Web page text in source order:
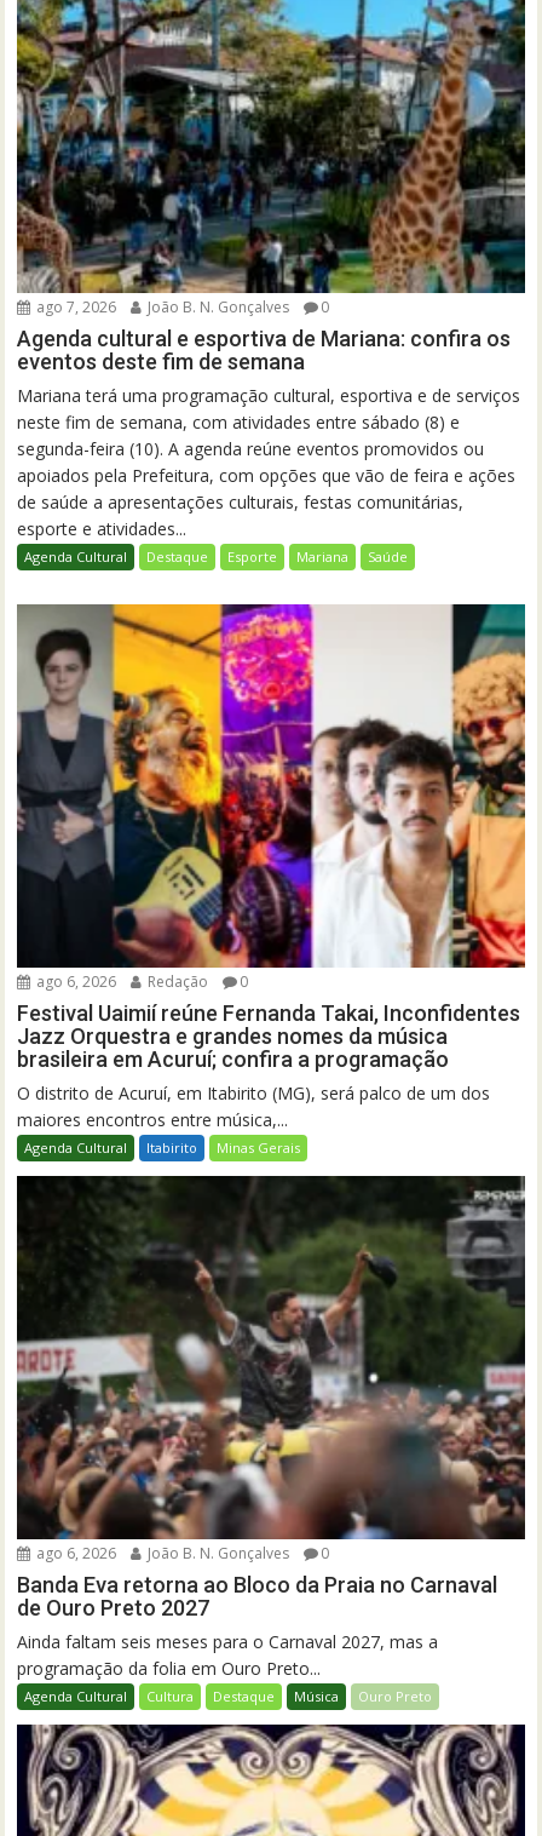
ago 7, 2026 João B. N. Gonçalves 0
Agenda cultural e esportiva de Mariana: confira os
eventos deste fim de semana
Mariana terá uma programação cultural, esportiva e de serviços
neste fim de semana, com atividades entre sábado (8) e
segunda-feira (10). A agenda reúne eventos promovidos ou
apoiados pela Prefeitura, com opções que vão de feira e ações
de saúde a apresentações culturais, festas comunitárias,
esporte e atividades...
Agenda Cultural Destaque Esporte Mariana Saúde
ago 6, 2026 Redação 0
Festival Uaimií reúne Fernanda Takai, Inconfidentes
Jazz Orquestra e grandes nomes da música
brasileira em Acuruí; confira a programação
O distrito de Acuruí, em Itabirito (MG), será palco de um dos
maiores encontros entre música,...
Agenda Cultural Itabirito Minas Gerais
ago 6, 2026 João B. N. Gonçalves 0
Banda Eva retorna ao Bloco da Praia no Carnaval
de Ouro Preto 2027
Ainda faltam seis meses para o Carnaval 2027, mas a
programação da folia em Ouro Preto...
Agenda Cultural Cultura Destaque Música Ouro Preto